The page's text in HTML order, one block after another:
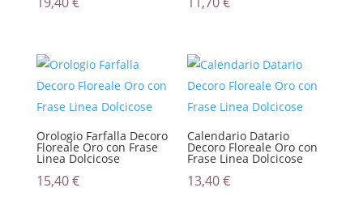
Orologio Farfalla Decoro
Floreale Oro con Frase
Linea Dolcicose
15,40€
Calendario Datario
Decoro Floreale Oro con
Frase Linea Dolcicose
13,40€